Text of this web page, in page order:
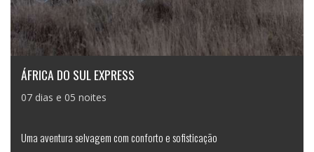
ÁFRICA DO SUL EXPRESS
07 dias e 05 noites
Uma aventura selvagem com conforto e sofisticação